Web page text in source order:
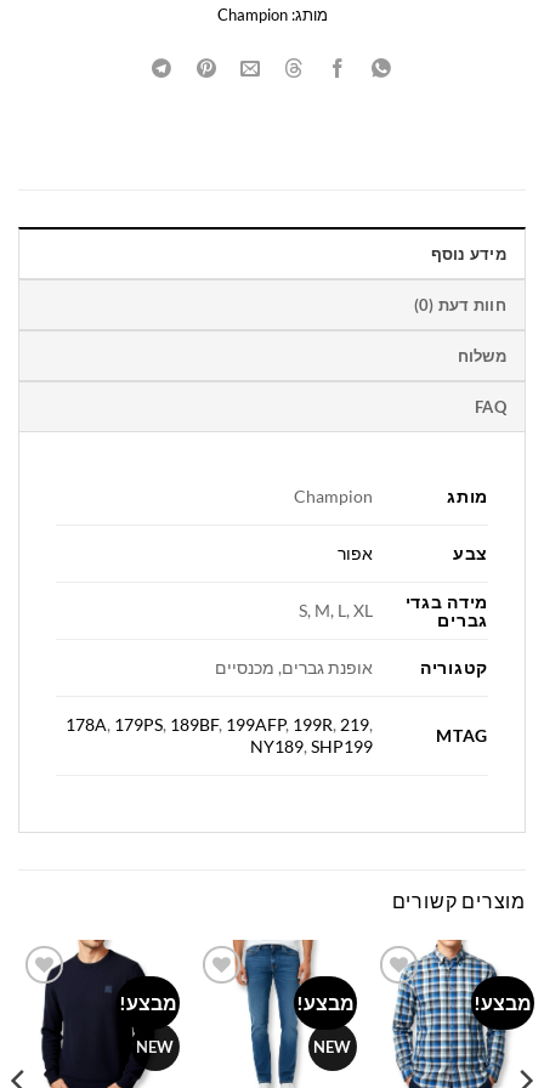
מותג:Champion
מידע נוסף
חוות דעת (0)
משלוח
FAQ
מותג Champion
צבע אפור
מידה בגדי
גברים
S, M, L, XL
קטגוריה אופנת גברים, מכנסיים
MTAG
178A, 179PS, 189BF, 199AFP, 199R, 219,
NY189, SHP199
מוצרים קשורים
מבצע!
Add to
wishlist
מבצע!
NEW
מבצע!
NEW
Add to
wishlist